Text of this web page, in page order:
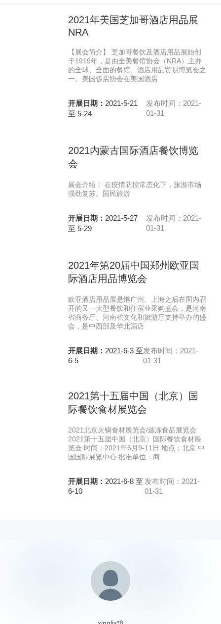
2021年美国芝加哥酒店用品展
NRA
【展会简介】 芝加哥餐饮及酒店用品展始创
于1919年，是由全美餐馆协会（NRA）主办
的全球、全面的餐馆、酒店用品贸易博览会之
一。美国饭店协会在美国酒店
开展日期： 2021-5-21
至 5-24
发布时间：2021-
01-31
2021内蒙古国际酒店餐饮博览
会
展会介绍： 在疫情防控常态化下，旅游市场
强劲复苏。国民旅游
开展日期： 2021-5-27
至 5-29
发布时间：2021-
01-31
2021年第20届中国郑州欧亚国
际酒店用品博览会
欧亚酒店用品展是继广州、上海之后在国内召
开的又一大型餐饮和住宿业采购盛会，是河南
省商务厅、河南省文化和旅游厅支持举办的盛
会，是中西部及华北酒店
开展日期： 2021-6-3 至
6-5
发布时间：2021-
01-31
2021第十五届中国（北京）国
际餐饮食材展览会
2021北京火锅食材展览会/速冻食品展览会
2021第十五届中国（北京）国际餐饮食材展
览会 时间：2021年6月9-11日 地点：北京.中
国国际展览中心 批准单位：商
开展日期： 2021-6-8 至
6-10
发布时间：2021-
01-31